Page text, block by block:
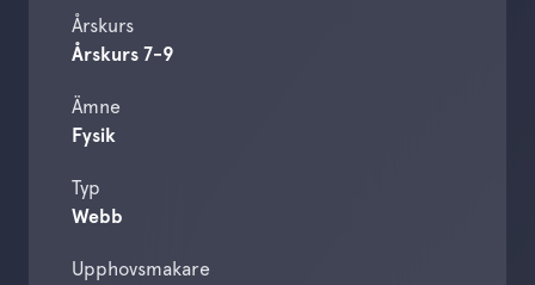
Årskurs
Årskurs 7-9
Ämne
Fysik
Typ
Webb
Upphovsmakare